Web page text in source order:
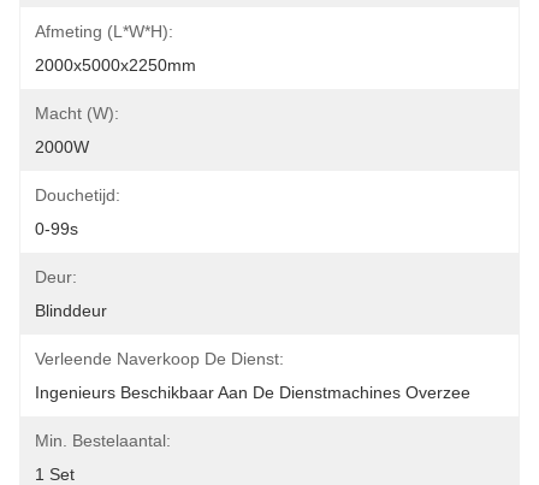
Afmeting (L*W*H):
2000x5000x2250mm
Macht (W):
2000W
Douchetijd:
0-99s
Deur:
Blinddeur
Verleende Naverkoop De Dienst:
Ingenieurs Beschikbaar Aan De Dienstmachines Overzee
Min. Bestelaantal:
1 Set